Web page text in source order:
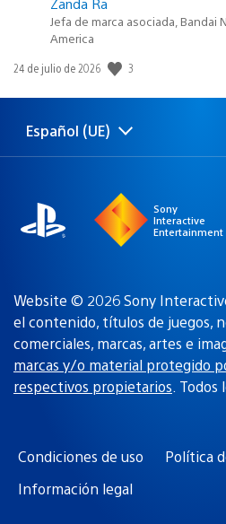
Jefa de marca asociada, Bandai
America
Fecha
publicación:
24 de julio de 2026 3
Selecciona
Región
Español (UE)
Sony
Interactive
Entertainment
Website © 2026 Sony
el contenido, títulos de juegos,
comerciales, marcas, artes e
marcas y/o material protegido
respectivos propietarios. Todos
Condiciones de uso
Política
Información legal